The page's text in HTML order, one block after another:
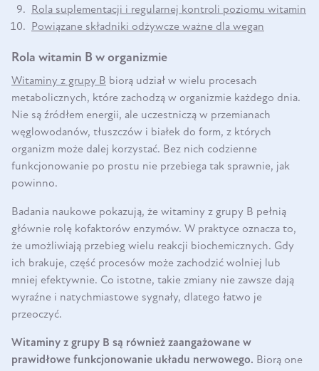
Rola suplementacji i regularnej kontroli poziomu witamin
Powiązane składniki odżywcze ważne dla wegan
Rola witamin B w organizmie
Witaminy z grupy B biorą udział w wielu procesach
metabolicznych, które zachodzą w organizmie każdego dnia.
Nie są źródłem energii, ale uczestniczą w przemianach
węglowodanów, tłuszczów i białek do form, z których
organizm może dalej korzystać. Bez nich codzienne
funkcjonowanie po prostu nie przebiega tak sprawnie, jak
powinno.
Badania naukowe pokazują, że witaminy z grupy B pełnią
głównie rolę kofaktorów enzymów. W praktyce oznacza to,
że umożliwiają przebieg wielu reakcji biochemicznych. Gdy
ich brakuje, część procesów może zachodzić wolniej lub
mniej efektywnie. Co istotne, takie zmiany nie zawsze dają
wyraźne i natychmiastowe sygnały, dlatego łatwo je
przeoczyć.
Witaminy z grupy B są również zaangażowane w
prawidłowe funkcjonowanie układu nerwowego. Biorą one